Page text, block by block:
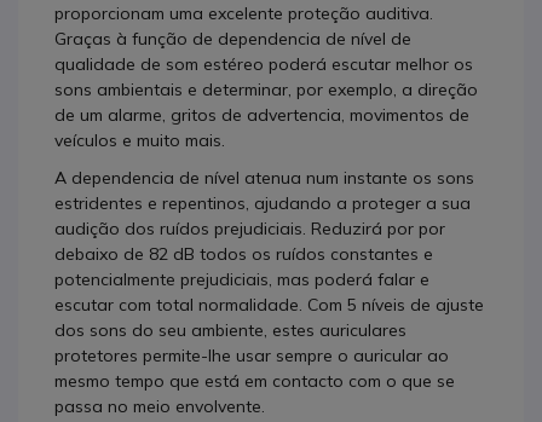
proporcionam uma excelente proteção auditiva.
Graças à função de dependencia de nível de
qualidade de som estéreo poderá escutar melhor os
sons ambientais e determinar, por exemplo, a direção
de um alarme, gritos de advertencia, movimentos de
veículos e muito mais.
A dependencia de nível atenua num instante os sons
estridentes e repentinos, ajudando a proteger a sua
audição dos ruídos prejudiciais. Reduzirá por por
debaixo de 82 dB todos os ruídos constantes e
potencialmente prejudiciais, mas poderá falar e
escutar com total normalidade. Com 5 níveis de ajuste
dos sons do seu ambiente, estes auriculares
protetores permite-lhe usar sempre o auricular ao
mesmo tempo que está em contacto com o que se
passa no meio envolvente.